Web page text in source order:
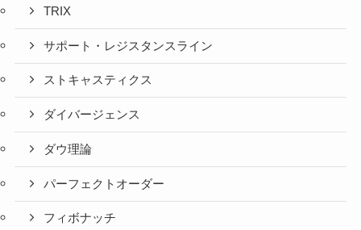
TRIX
サポート・レジスタンスライン
ストキャスティクス
ダイバージェンス
ダウ理論
パーフェクトオーダー
フィボナッチ